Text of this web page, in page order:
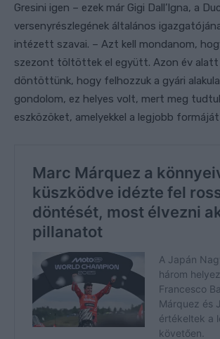
Gresini igen – ezek már Gigi Dall’Igna, a
versenyrészlegének általános
intézett szavai. – Azt kell mondanom,
szezont töltöttek el együtt. Azon év alatt
döntöttünk, hogy felhozzuk a gyári
gondolom, ez helyes volt, mert meg
eszközöket, amelyekkel a legjobb